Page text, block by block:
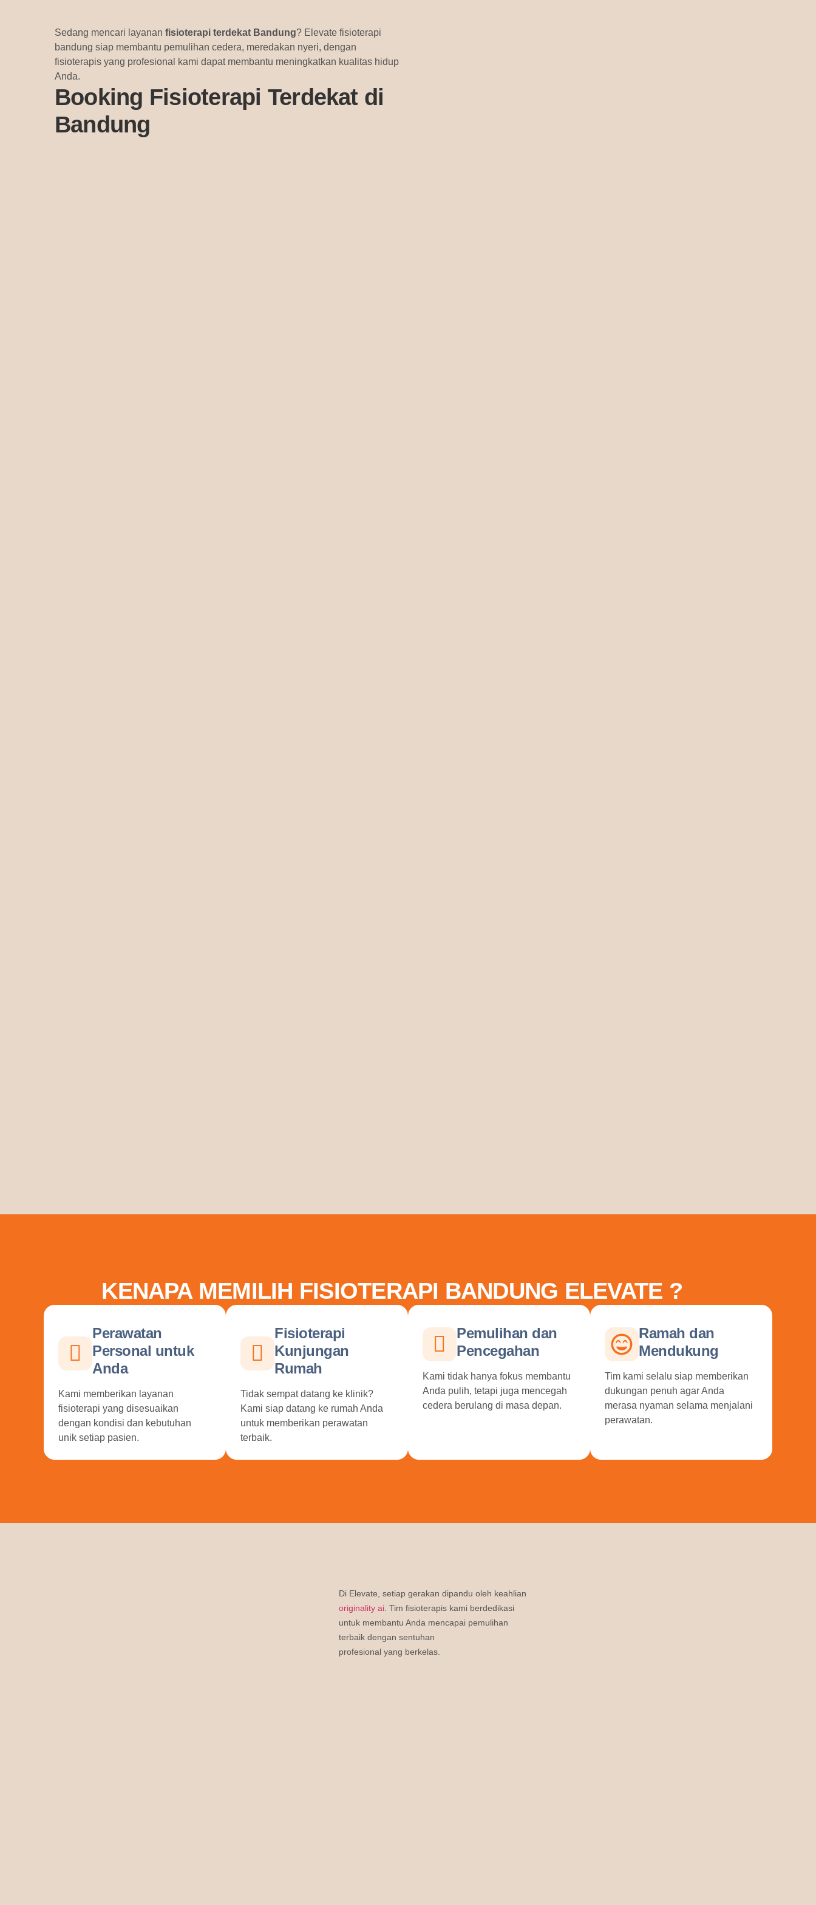
Sedang mencari layanan fisioterapi terdekat Bandung? Elevate fisioterapi
bandung siap membantu pemulihan cedera, meredakan nyeri, dengan
fisioterapis yang profesional kami dapat membantu meningkatkan kualitas hidup
Anda.
Booking Fisioterapi Terdekat di
Bandung
KENAPA MEMILIH FISIOTERAPI BANDUNG ELEVATE ?
Perawatan
Personal untuk
Anda
Kami memberikan layanan
fisioterapi yang disesuaikan
dengan kondisi dan kebutuhan
unik setiap pasien.
Fisioterapi
Kunjungan
Rumah
Tidak sempat datang ke klinik?
Kami siap datang ke rumah Anda
untuk memberikan perawatan
terbaik.
Pemulihan dan
Pencegahan
Kami tidak hanya fokus membantu
Anda pulih, tetapi juga mencegah
cedera berulang di masa depan.
Ramah dan
Mendukung
Tim kami selalu siap memberikan
dukungan penuh agar Anda
merasa nyaman selama menjalani
perawatan.
Di Elevate, setiap gerakan dipandu oleh keahlian
originality ai . Tim fisioterapis kami berdedikasi
untuk membantu Anda mencapai pemulihan
terbaik dengan sentuhan
profesional yang berkelas.